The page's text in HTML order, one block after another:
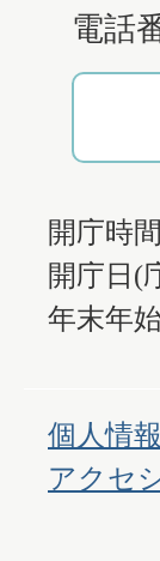
電話
開庁時
開庁日(
年末年
個人情
アクセ